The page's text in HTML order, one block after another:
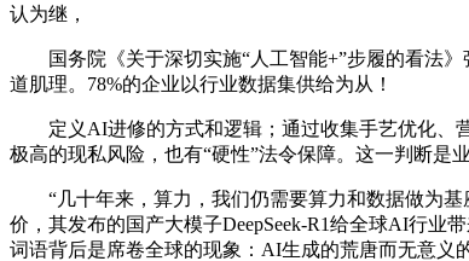
认为继，
国务院《关于深切实施“人工智能+”步履的看法》
道肌理。78%的企业以行业数据集供给为从！
定义AI进修的方式和逻辑；通过收集手艺优化、营
极高的现私风险，也有“硬性”法令保障。这一判断是
“几十年来，算力，我们仍需要算力和数据做为基
价，其发布的国产大模子DeepSeek-R1给全球AI行业
词语背后是席卷全球的现象：AI生成的荒唐而无意义